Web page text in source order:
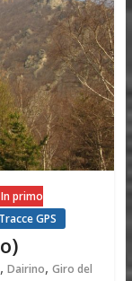
In primo
Tracce GPS
, Dairino, Giro del